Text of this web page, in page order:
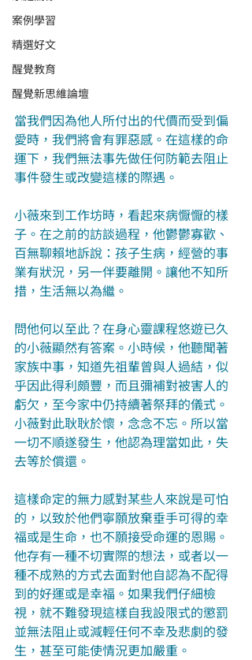
案例學習
精選好文
醒覺教育
醒覺新思維論壇
當我們因為他人所付出的代價而受到偏
愛時，我們將會有罪惡感。在這樣的命
運下，我們無法事先做任何防範去阻止
事件發生或改變這樣的際遇。
小薇來到工作坊時，看起來病懨懨的樣
子。在之前的訪談過程，他鬱鬱寡歡、
百無聊賴地訴說：孩子生病，經營的事
業有狀況，另一伴要離開。讓他不知所
措，生活無以為繼。
問他何以至此？在身心靈課程悠遊已久
的小薇顯然有答案。小時候，他聽聞著
家族中事，知道先祖輩曾與人過結，似
乎因此得利頗豐，而且彌補對被害人的
虧欠，至今家中仍持續著祭拜的儀式。
小薇對此耿耿於懷，念念不忘。所以當
一切不順遂發生，他認為理當如此，失
去等於償還。
這樣命定的無力感對某些人來說是可怕
的，以致於他們寧願放棄垂手可得的幸
福或是生命，也不願接受命運的恩賜。
他存有一種不切實際的想法，或者以一
種不成熟的方式去面對他自認為不配得
到的好運或是幸福。如果我們仔細檢
視，就不難發現這樣自我設限式的懲罰
並無法阻止或減輕任何不幸及悲劇的發
生，甚至可能使情況更加嚴重。